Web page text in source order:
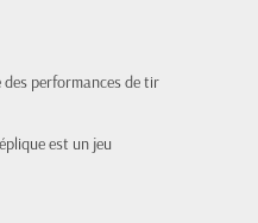
performances de tir
est un jeu